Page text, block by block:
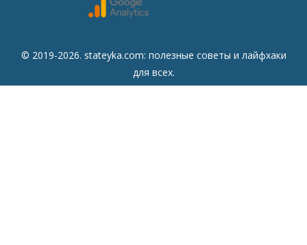
© 2019-2026. stateyka.com: полезные советы и лайфхаки
для всех.